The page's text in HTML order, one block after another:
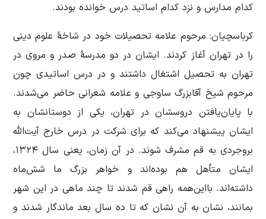
کدام مدارس و نزد کدام اساتید درس خوانده بودند.
کرباسچیان: مرحوم علامه تحصیلات خود در شاخۀ علوم دینی
را در تهران آغاز کردند. ایشان در دو مدرسۀ صدر و مروی در
تهران به تحصیل اشتغال داشتند و در درس اساتیدی چون
مرحوم شیخ آقابزرگ ساوجی و علامه شعرانی حاضر می‌شدند.
با پایان‌یافتن دروسشان در تهران، یکی از دوستانشان به
ایشان پیشنهاد می‌کند که برای شرکت در درس خارج آیت‌الله
بروجردی به قم مشرف شوند. در آن زمان، یعنی سال ۱۳۲۴،
ایشان متأهل هم بوده‌اند و خواهر بزرگ ما شش‌ماه
داشته‌اند. بااین‌همه راهی قم شدند تا چند ماهی در این شهر
بمانند، نشان به آن نشان که تا ده سال بعد ماندگار شدند و